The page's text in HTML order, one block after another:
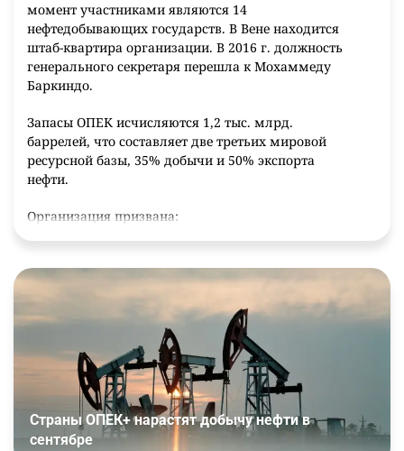
момент участниками являются 14
нефтедобывающих государств. В Вене находится
штаб-квартира организации. В 2016 г. должность
генерального секретаря перешла к Мохаммеду
Баркиндо.
Запасы ОПЕК исчисляются 1,2 тыс. млрд.
баррелей, что составляет две третьих мировой
ресурсной базы, 35% добычи и 50% экспорта
нефти.
Организация призвана:
государств и разрабатывать общую политику
поддерживать стабильные котировки и
поставки потребителям;
создавать условия для получения
положительных результатов от
инвестирования в нефтяной бизнес.
Два раза в год на встречах ОПЕК присутствуют
Министры энергетики от каждой страны. Они
Страны ОПЕК+ нарастят добычу нефти в
сентябре